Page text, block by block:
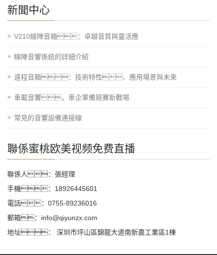
新聞中心
V210線陣音箱：卓越音質與靈活應
線陣音響係統的詳細介紹
遠程音箱：技術特性、應用場景與未來
車載音響，車企軍備競賽新戰場
常見的音響設備連接線
聯係蜜桃欧美视频免费直播
聯係人：張經理
手機：18926445601
電話：0755-89236016
郵箱：info@qiyunzx.com
地址： 深圳市坪山區錦龍大道南新嘉工業區1棟